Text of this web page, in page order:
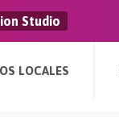
Studio
LOCALES